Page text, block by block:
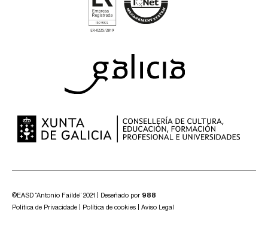
©EASD “Antonio Faílde” 2021 | Deseñado por 988
Política de Privacidade
Política de cookies Aviso Legal